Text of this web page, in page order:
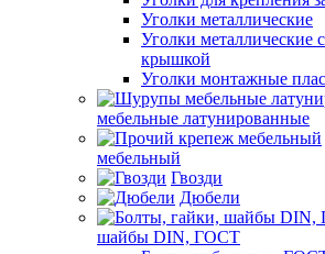
Уголки металлические
Уголки металлические
крышкой
Уголки монтажные
мебельные латунированные
мебельный
Гвозди
Дюбели
шайбы DIN, ГОСТ